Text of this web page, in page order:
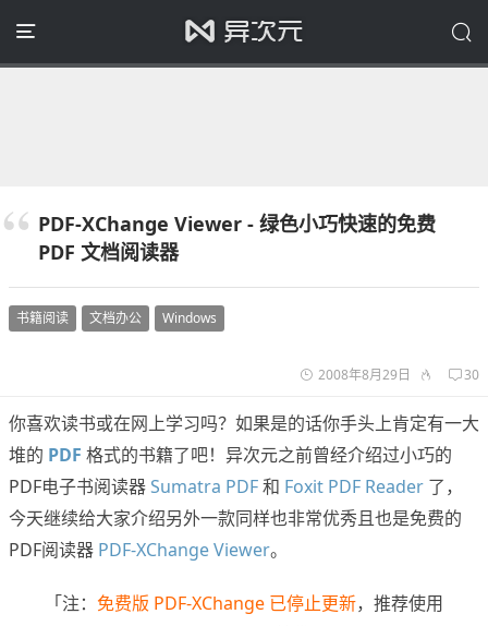
PDF-XChange Viewer - 绿色小巧快速的免费
PDF 文档阅读器
书籍阅读 文档办公 Windows
2008年8月29日 30
你喜欢读书或在网上学习吗？如果是的话你手头上肯定有一大
堆的 PDF 格式的书籍了吧！异次元之前曾经介绍过小巧的
PDF电子书阅读器Sumatra PDF和 Foxit PDF Reader 了，
今天继续给大家介绍另外一款同样也非常优秀且也是免费的
PDF阅读器 PDF-XChange Viewer。
「注： 免费版 PDF-XChange 已停止更新，推荐使用